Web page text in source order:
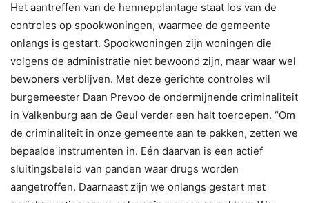
Het aantreffen van de hennepplantage staat los van de
controles op spookwoningen, waarmee de gemeente
onlangs is gestart. Spookwoningen zijn woningen die
volgens de administratie niet bewoond zijn, maar waar wel
bewoners verblijven. Met deze gerichte controles wil
burgemeester Daan Prevoo de ondermijnende criminaliteit
in Valkenburg aan de Geul verder een halt toeroepen. “Om
de criminaliteit in onze gemeente aan te pakken, zetten we
bepaalde instrumenten in. Eén daarvan is een actief
sluitingsbeleid van panden waar drugs worden
aangetroffen. Daarnaast zijn we onlangs gestart met